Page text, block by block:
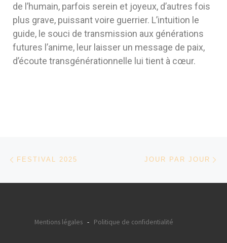
de l’humain, parfois serein et joyeux, d’autres fois
plus grave, puissant voire guerrier. L’intuition le
guide, le souci de transmission aux générations
futures l’anime, leur laisser un message de paix,
d’écoute transgénérationnelle lui tient à cœur.
Parcourir les articles
FESTIVAL 2025 JOUR PAR JOUR
Mentions légales- Politique de confidentialité